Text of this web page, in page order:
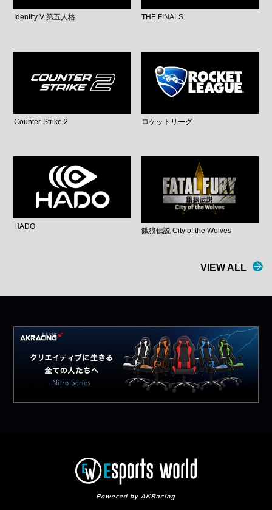
Identity V 第五人格 THE FINALS
Counter-Strike 2 ロケットリーグ
HADO
餓狼伝説 City of the Wolves
VIEW ALL